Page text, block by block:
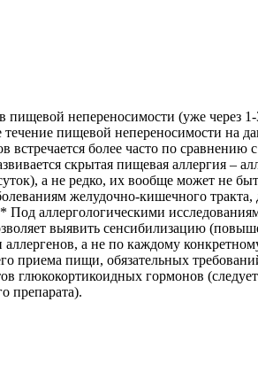
непереносимости (уже через
пищевой непереносимости на
более часто по сравнению
скрытая пищевая аллергия –
а не редко, их вообще может не
желудочно-кишечного
* Под аллергологическими
выявить сенсибилизацию
а не по каждому
приема пищи, обязательных
глюкокортикоидных гормонов (следует
препарата).